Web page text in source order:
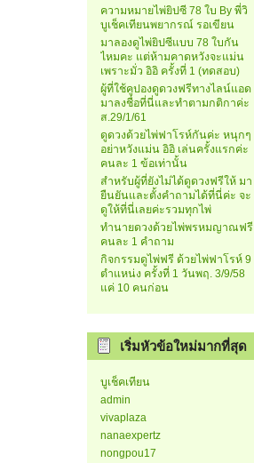
ความหมายไพ่ยิปซี 78 ใบ By พี่วิ
บูเช็คเทียนพยากรณ์ รอเขียน
มาลองดูไพ่ยิปซีแบบ 78 ใบกัน
ไหมคะ แต่ห้ามคาดหวังจะแม่น
เพราะมั่ว อิอิ ครั้งที่ 1 (ทดสอบ)
ผู้ที่ใช้คูปองดูดวงฟรีทางไลน์แอด
มาลงชื่อที่นี่และทำตามกติกาค่ะ
ส.29/1/61
ดูดวงด้วยไพ่ฟาโรห์กันค่ะ หนุกๆ
อย่าหวังแม่น อิอิ เล่นครั้งแรกค่ะ
คนละ 1 ข้อเท่านั้น
สำหรับผู้ที่ยังไม่ได้ดูดวงฟรีให้ มา
ยืนยันและตั้งคำถามได้ที่นี่ค่ะ จะ
ดูให้ที่นี่เลยค่ะรวมทุกไพ่
ทำนายดวงด้วยไพ่พรหมญาณฟรี
คนละ 1 คำถาม
กิจกรรมดูไพ่ฟรี ด้วยไพ่ฟาโรห์ 9
ตำแหน่ง ครั้งที่ 1 วันพฤ. 3/9/58
แค่ 10 คนก่อน
เริ่มหัวข้อใหม่มากที่สุด
บูเช็คเทียน
admin
vivaplaza
nanaexpertz
nongpou17